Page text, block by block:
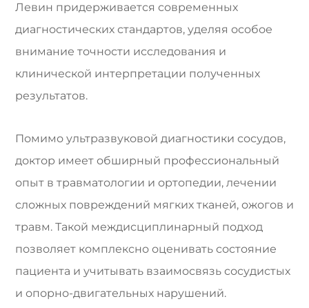
Левин придерживается современных
диагностических стандартов, уделяя особое
внимание точности исследования и
клинической интерпретации полученных
результатов.
Помимо ультразвуковой диагностики сосудов,
доктор имеет обширный профессиональный
опыт в травматологии и ортопедии, лечении
сложных повреждений мягких тканей, ожогов и
травм. Такой междисциплинарный подход
позволяет комплексно оценивать состояние
пациента и учитывать взаимосвязь сосудистых
и опорно-двигательных нарушений.